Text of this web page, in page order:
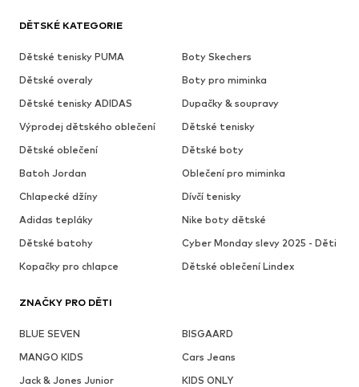
DĚTSKÉ KATEGORIE
Dětské tenisky PUMA
Boty Skechers
Dětské overaly
Boty pro miminka
Dětské tenisky ADIDAS
Dupačky & soupravy
Výprodej dětského oblečení
Dětské tenisky
Dětské oblečení
Dětské boty
Batoh Jordan
Oblečení pro miminka
Chlapecké džíny
Dívčí tenisky
Adidas tepláky
Nike boty dětské
Dětské batohy
Cyber Monday slevy 2025 - Děti
Kopačky pro chlapce
Dětské oblečení Lindex
ZNAČKY PRO DĚTI
BLUE SEVEN
BISGAARD
MANGO KIDS
Cars Jeans
Jack & Jones Junior
KIDS ONLY